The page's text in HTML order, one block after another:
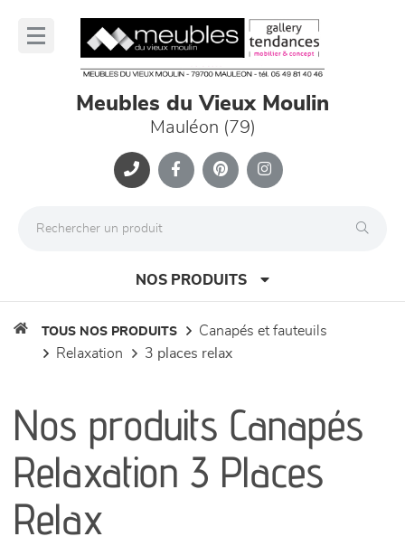
Meubles du Vieux Moulin
Mauléon (79)
NOS PRODUITS
séjours
meubles de complément
chambres et dressing
TOUS NOS PRODUITS
canapés et fauteuils
relaxation
3 places relax
Nos produits Canapés
Relaxation 3 Places
Relax